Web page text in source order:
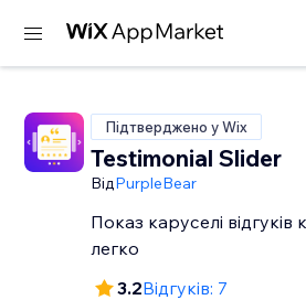
Підтверджено у Wix
Testimonial Slider
ВідPurpleBear
Показ каруселі відгуків
легко
3.2Відгуків: 7